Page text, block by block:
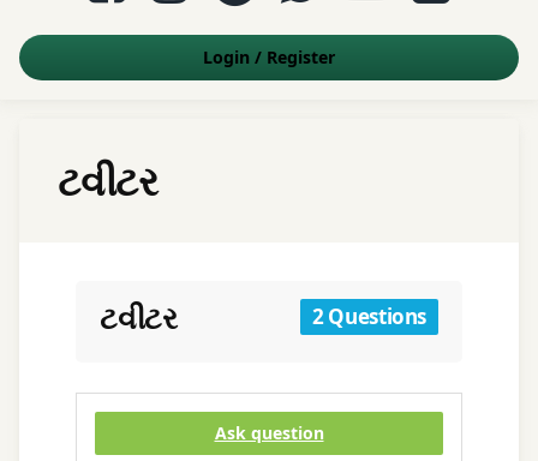
Login / Register
ટવીટર
ટવીટર 2 Questions
Ask question